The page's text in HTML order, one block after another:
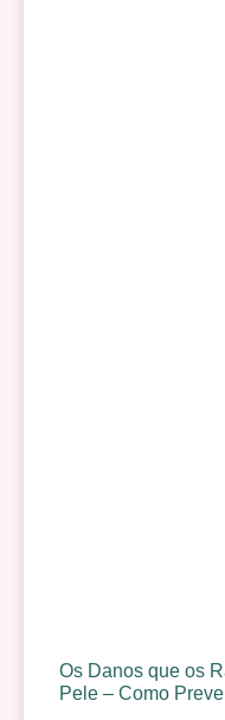
Os Danos que os
Pele – Como